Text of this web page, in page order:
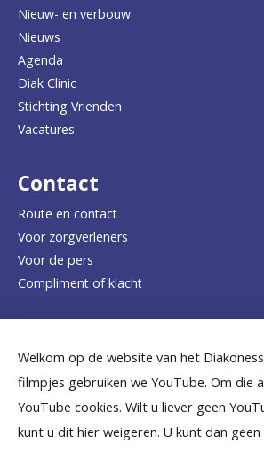
Welkom op de website van het
filmpjes gebruiken we YouTube. Om die
YouTube cookies. Wilt u liever geen
kunt u dit hier weigeren. U kunt dan
g
n
a
a
d
e
h
o
p
a
g
Nieuw- en verbouw
Nieuws
Agenda
Diak Clinic
Stichting Vrienden
Vacatures
Contact
Route en contact
Voor zorgverleners
Voor de pers
Compliment of klacht
Dicht bij jou
B
e
B
e
B
e
B
e